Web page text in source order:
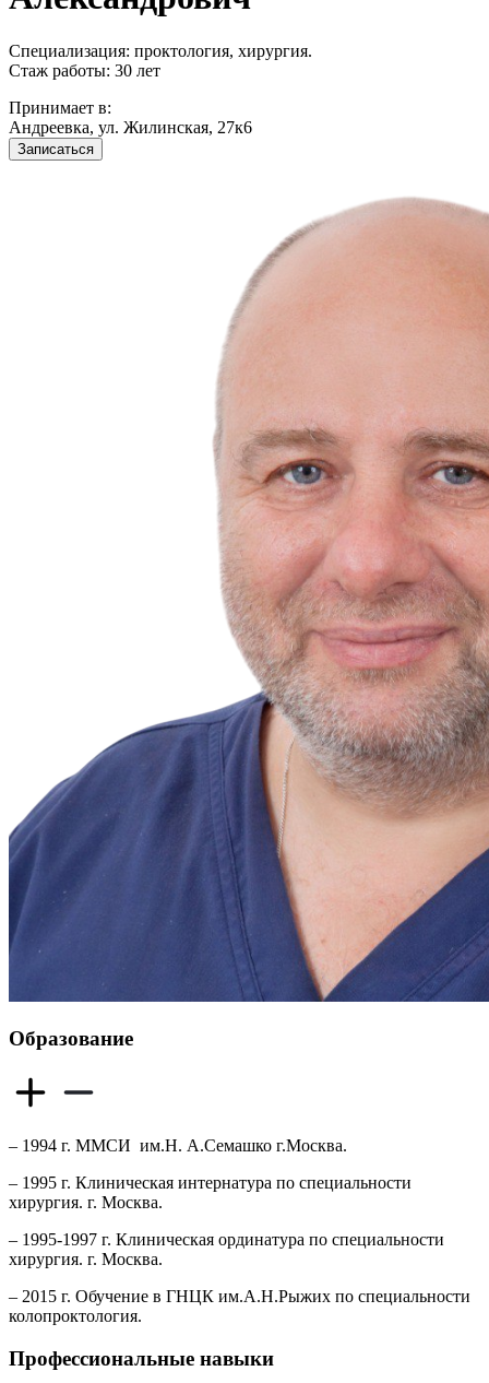
Специализация: проктология, хирургия.
Стаж работы: 30 лет
Принимает в:
Андреевка, ул. Жилинская, 27к6
Записаться
Образование
– 1994 г. ММСИ им.Н. А.Семашко г.Москва.
– 1995 г. Клиническая интернатура по специальности
хирургия. г. Москва.
– 1995-1997 г. Клиническая ординатура по специальности
хирургия. г. Москва.
– 2015 г. Обучение в ГНЦК им.А.Н.Рыжих по специальности
колопроктология.
Профессиональные навыки